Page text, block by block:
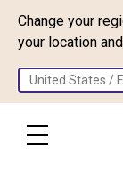
Change your
your location
United States /